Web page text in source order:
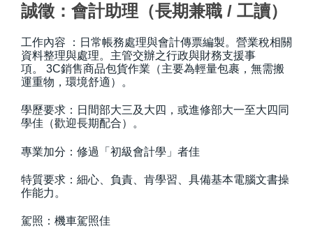
誠徵：會計助理（長期兼職 / 工讀）
工作內容 ：日常帳務處理與會計傳票編製。營業稅相關
資料整理與處理。主管交辦之行政與財務支援事
項。 3C銷售商品包貨作業（主要為輕量包裹，無需搬
運重物，環境舒適）。
學歷要求：日間部大三及大四，或進修部大一至大四同
學佳（歡迎長期配合）。
專業加分：修過「初級會計學」者佳
特質要求：細心、負責、肯學習、具備基本電腦文書操
作能力。
駕照：機車駕照佳